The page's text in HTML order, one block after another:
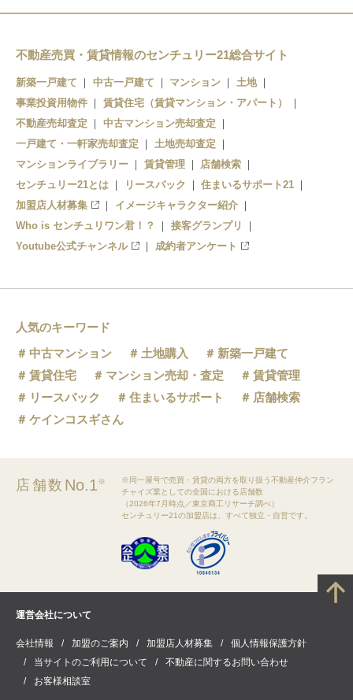
不動産売買・賃貸情報のセンチュリー21総合サイト
新築一戸建て 中古一戸建て マンション
土地
事業投資用物件
賃貸住宅（賃貸マンション・アパート）
不動産売却査定
中古マンション売却査定
一戸建て・一軒家売却査定
土地売却査定
マンションライブラリー
賃貸管理
店舗検索
センチュリー21とは
リースバック
住まいるサポート21
加盟店人材募集
イメージキャラクター紹介
Who is センチュリワン君！？
接客グランプリ
Youtube公式チャンネル
成約者アンケート
人気のキーワード
中古マンション
土地購入
新築一戸建て
賃貸住宅
マンション売却・査定
賃貸管理
リースバック
住まいるサポート
店舗検索
ケインコスギさん
店舗数 No.1※
※同一屋号で売買・賃貸の両方を取り扱う不動産仲介フラン
チャイズ業としての全国における店舗数
（2026年7月時点／東京商工リサーチ調べ）
センチュリー21の加盟店は、すべて独立・自営です。
運営会社について
会社情報 加盟のご案内 加盟店人材募集
個人情報保護方針
当サイトのご利用について
不動産に関するお問い合わせ
お客様相談室